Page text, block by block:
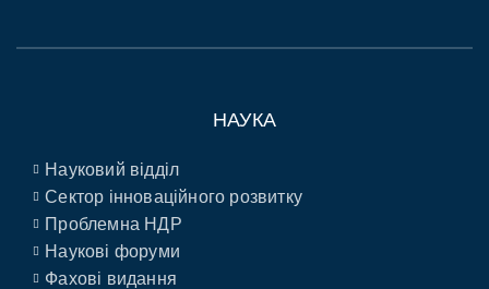
НАУКА
Науковий відділ
Сектор інноваційного розвитку
Проблемна НДР
Наукові форуми
Фахові видання